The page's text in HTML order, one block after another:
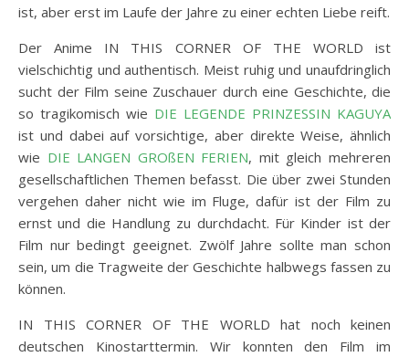
ist, aber erst im Laufe der Jahre zu einer echten Liebe reift.
Der Anime IN THIS CORNER OF THE WORLD ist
vielschichtig und authentisch. Meist ruhig und unaufdringlich
sucht der Film seine Zuschauer durch eine Geschichte, die
so tragikomisch wie DIE LEGENDE PRINZESSIN KAGUYA
ist und dabei auf vorsichtige, aber direkte Weise, ähnlich
wie DIE LANGEN GROßEN FERIEN, mit gleich mehreren
gesellschaftlichen Themen befasst. Die über zwei Stunden
vergehen daher nicht wie im Fluge, dafür ist der Film zu
ernst und die Handlung zu durchdacht. Für Kinder ist der
Film nur bedingt geeignet. Zwölf Jahre sollte man schon
sein, um die Tragweite der Geschichte halbwegs fassen zu
können.
IN THIS CORNER OF THE WORLD hat noch keinen
deutschen Kinostarttermin. Wir konnten den Film im